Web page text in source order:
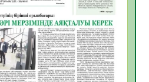
әкімінің
31
дамыту аясында
жобасы